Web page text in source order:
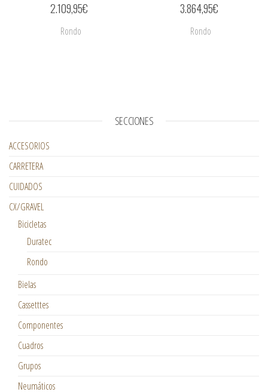
2.109,95€
Rondo
3.864,95€
Rondo
SECCIONES
ACCESORIOS
CARRETERA
CUIDADOS
CX/GRAVEL
Bicicletas
Duratec
Rondo
Bielas
Cassetttes
Componentes
Cuadros
Grupos
Neumáticos